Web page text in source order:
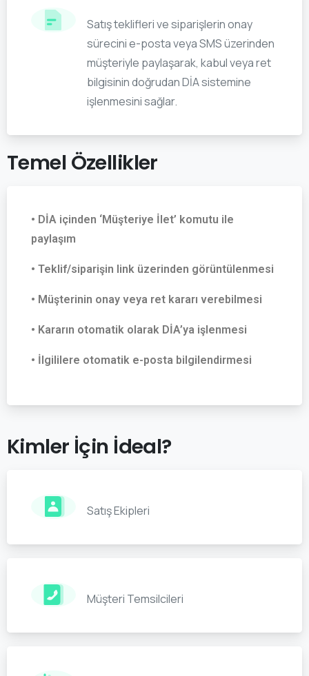
Satış teklifleri ve siparişlerin onay
sürecini e-posta veya SMS üzerinden
müşteriyle paylaşarak, kabul veya ret
bilgisinin doğrudan DİA sistemine
işlenmesini sağlar.
Temel Özellikler
• DİA içinden ‘Müşteriye İlet’ komutu ile
paylaşım
• Teklif/siparişin link üzerinden görüntülenmesi
• Müşterinin onay veya ret kararı verebilmesi
• Kararın otomatik olarak DİA’ya işlenmesi
• İlgililere otomatik e-posta bilgilendirmesi
Kimler İçin İdeal?
Satış Ekipleri
Müşteri Temsilcileri